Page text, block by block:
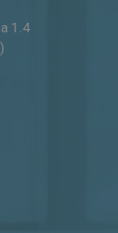
1.4